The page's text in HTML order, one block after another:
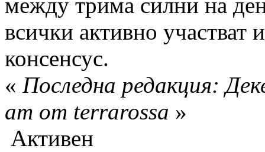
между трима силни на
всички активно участват
консенсус.
« Последна редакция:
am от terrarossa »
Активен